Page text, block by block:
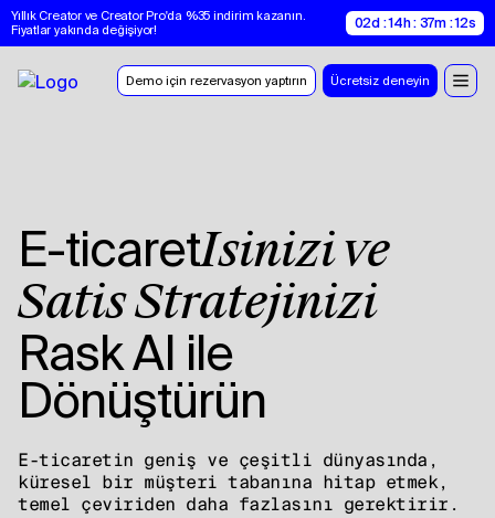
Yıllık Creator ve Creator Pro'da %35 indirim kazanın.
Fiyatlar yakında değişiyor!
02d : 14h : 37m : 11s
Demo için rezervasyon yaptırın Ücretsiz deneyin
‍E-ticaretİşinizi ve
Satış Stratejinizi
Rask AI ile
Dönüştürün
E-ticaretin geniş ve çeşitli dünyasında,
küresel bir müşteri tabanına hitap etmek,
temel çeviriden daha fazlasını gerektirir.